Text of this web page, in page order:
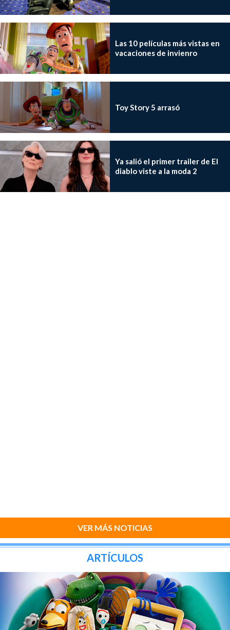
Las 10 películas más vistas en
vacaciones de invienro
Toy Story 5 arrasó
Ya salió el primer trailer de El
diablo viste a la moda 2
VER MÁS NOTICIAS
ARTÍCULOS